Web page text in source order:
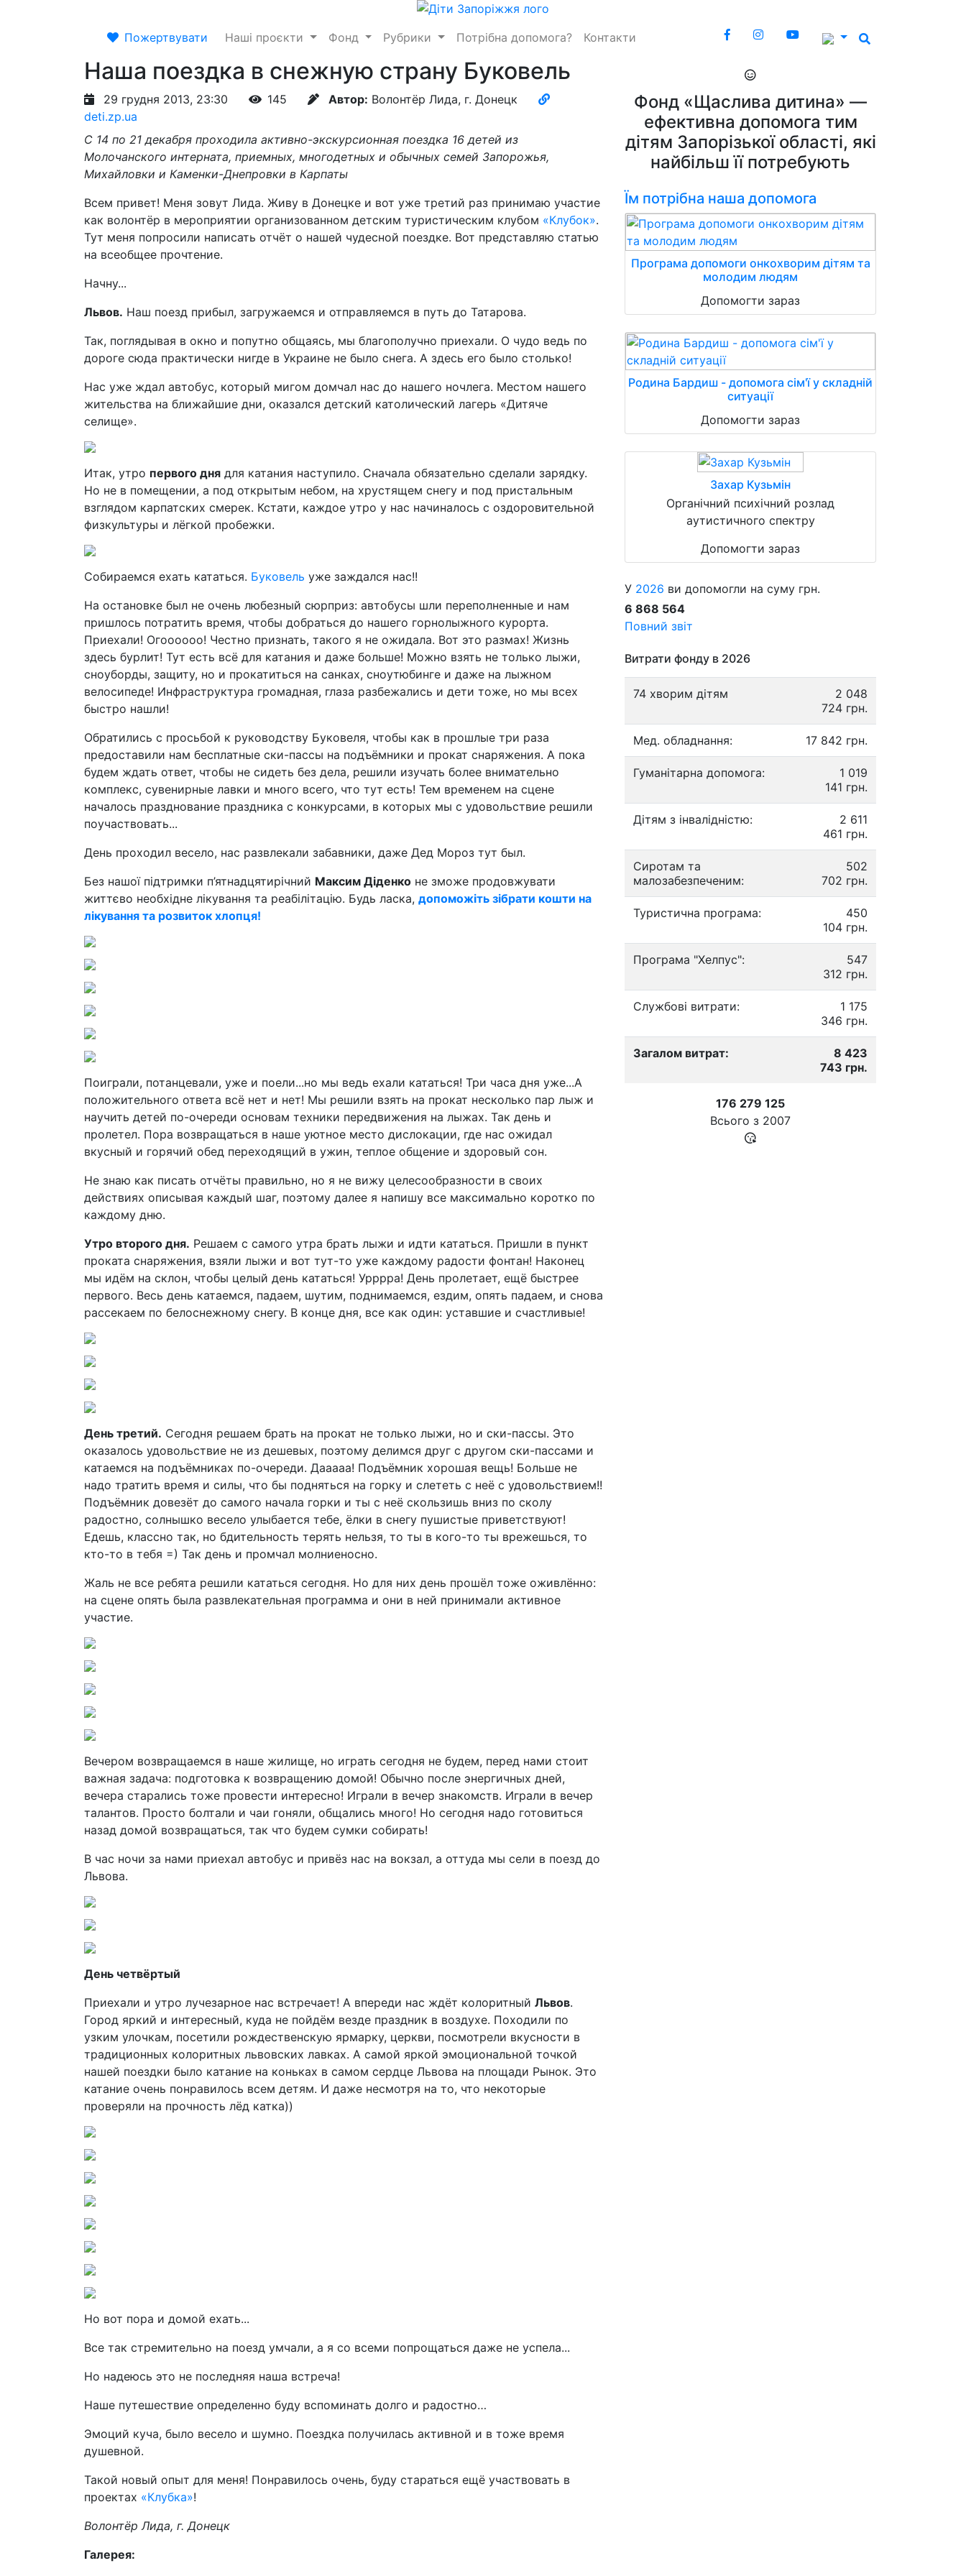
Пожертвувати Наші проєкти Фонд Рубрики Потрібна допомога? Контакти
Наша поездка в снежную страну Буковель
29 грудня 2013, 23:30 145 Автор: Волонтёр Лида, г. Донецк
deti.zp.ua
С 14 по 21 декабря проходила активно-экскурсионная поездка 16 детей из
Молочанского интерната, приемных, многодетных и обычных семей Запорожья,
Михайловки и Каменки-Днепровки в Карпаты
Всем привет! Меня зовут Лида. Живу в Донецке и вот уже третий раз принимаю участие
как волонтёр в мероприятии организованном детским туристическим клубом «Клубок».
Тут меня попросили написать отчёт о нашей чудесной поездке. Вот представляю статью
на всеобщее прочтение.
Начну...
Львов. Наш поезд прибыл, загружаемся и отправляемся в путь до Татарова.
Так, поглядывая в окно и попутно общаясь, мы благополучно приехали. О чудо ведь по
дороге сюда практически нигде в Украине не было снега. А здесь его было столько!
Нас уже ждал автобус, который мигом домчал нас до нашего ночлега. Местом нашего
жительства на ближайшие дни, оказался детский католический лагерь «Дитяче
селище».
Итак, утро первого дня для катания наступило. Сначала обязательно сделали зарядку.
Но не в помещении, а под открытым небом, на хрустящем снегу и под пристальным
взглядом карпатских смерек. Кстати, каждое утро у нас начиналось с оздоровительной
физкультуры и лёгкой пробежки.
Собираемся ехать кататься. Буковель уже заждался нас!!
На остановке был не очень любезный сюрприз: автобусы шли переполненные и нам
пришлось потратить время, чтобы добраться до нашего горнолыжного курорта.
Приехали! Огоооооо! Честно признать, такого я не ожидала. Вот это размах! Жизнь
здесь бурлит! Тут есть всё для катания и даже больше! Можно взять не только лыжи,
сноуборды, защиту, но и прокатиться на санках, сноутюбинге и даже на лыжном
велосипеде! Инфраструктура громадная, глаза разбежались и дети тоже, но мы всех
быстро нашли!
Обратились с просьбой к руководству Буковеля, чтобы как в прошлые три раза
предоставили нам бесплатные ски-пассы на подъёмники и прокат снаряжения. А пока
будем ждать ответ, чтобы не сидеть без дела, решили изучать более внимательно
комплекс, сувенирные лавки и много всего, что тут есть! Тем временем на сцене
началось празднование праздника с конкурсами, в которых мы с удовольствие решили
поучаствовать...
День проходил весело, нас развлекали забавники, даже Дед Мороз тут был.
Без нашої підтримки п’ятнадцятирічний Максим Діденко не зможе продовжувати
життєво необхідне лікування та реабілітацію. Будь ласка, допоможіть зібрати кошти на
лікування та розвиток хлопця!
Поиграли, потанцевали, уже и поели...но мы ведь ехали кататься! Три часа дня уже...А
положительного ответа всё нет и нет! Мы решили взять на прокат несколько пар лыж и
научить детей по-очереди основам техники передвижения на лыжах. Так день и
пролетел. Пора возвращаться в наше уютное место дислокации, где нас ожидал
вкусный и горячий обед переходящий в ужин, теплое общение и здоровый сон.
Не знаю как писать отчёты правильно, но я не вижу целесообразности в своих
действиях описывая каждый шаг, поэтому далее я напишу все максимально коротко по
каждому дню.
Утро второго дня. Решаем с самого утра брать лыжи и идти кататься. Пришли в пункт
проката снаряжения, взяли лыжи и вот тут-то уже каждому радости фонтан! Наконец
мы идём на склон, чтобы целый день кататься! Урррра! День пролетает, ещё быстрее
первого. Весь день катаемся, падаем, шутим, поднимаемся, ездим, опять падаем, и снова
рассекаем по белоснежному снегу. В конце дня, все как один: уставшие и счастливые!
День третий. Сегодня решаем брать на прокат не только лыжи, но и ски-пассы. Это
оказалось удовольствие не из дешевых, поэтому делимся друг с другом ски-пассами и
катаемся на подъёмниках по-очереди. Дааааа! Подъёмник хорошая вещь! Больше не
надо тратить время и силы, что бы подняться на горку и слететь с неё с удовольствием!!
Подъёмник довезёт до самого начала горки и ты с неё скользишь вниз по сколу
радостно, солнышко весело улыбается тебе, ёлки в снегу пушистые приветствуют!
Едешь, классно так, но бдительность терять нельзя, то ты в кого-то ты врежешься, то
кто-то в тебя =) Так день и промчал молниеносно.
Жаль не все ребята решили кататься сегодня. Но для них день прошёл тоже оживлённо:
на сцене опять была развлекательная программа и они в ней принимали активное
участие.
Вечером возвращаемся в наше жилище, но играть сегодня не будем, перед нами стоит
важная задача: подготовка к возвращению домой! Обычно после энергичных дней,
вечера старались тоже провести интересно! Играли в вечер знакомств. Играли в вечер
талантов. Просто болтали и чаи гоняли, общались много! Но сегодня надо готовиться
назад домой возвращаться, так что будем сумки собирать!
В час ночи за нами приехал автобус и привёз нас на вокзал, а оттуда мы сели в поезд до
Львова.
День четвёртый
Приехали и утро лучезарное нас встречает! А впереди нас ждёт колоритный Львов.
Город яркий и интересный, куда не пойдём везде праздник в воздухе. Походили по
узким улочкам, посетили рождественскую ярмарку, церкви, посмотрели вкусности в
традиционных колоритных львовских лавках. А самой яркой эмоциональной точкой
нашей поездки было катание на коньках в самом сердце Львова на площади Рынок. Это
катание очень понравилось всем детям. И даже несмотря на то, что некоторые
проверяли на прочность лёд катка))
Но вот пора и домой ехать...
Все так стремительно на поезд умчали, а я со всеми попрощаться даже не успела...
Но надеюсь это не последняя наша встреча!
Наше путешествие определенно буду вспоминать долго и радостно…
Эмоций куча, было весело и шумно. Поездка получилась активной и в тоже время
душевной.
Такой новый опыт для меня! Понравилось очень, буду стараться ещё участвовать в
проектах «Клубка»!
Волонтёр Лида, г. Донецк
Галерея:
Фонд «Щаслива дитина» —
ефективна допомога тим
дітям Запорізької області, які
найбільш її потребують
Їм потрібна наша допомога
Програма допомоги онкохворим дітям та
молодим людям
Допомогти зараз
Родина Бардиш - допомога сім'ї у складній
ситуації
Допомогти зараз
Захар Кузьмін
Органічний психічний розлад
аутистичного спектру
Допомогти зараз
У 2026 ви допомогли на суму грн.
6 868 564
Повний звіт
Витрати фонду в 2026
74 хворим дітям
2 048
724 грн.
Мед. обладнання: 17 842 грн.
Гуманітарна допомога:
1 019
141 грн.
Дітям з інвалідністю:
2 611
461 грн.
Сиротам та
малозабезпеченим:
502
702 грн.
Туристична програма:
450
104 грн.
Програма "Хелпус":
547
312 грн.
Службові витрати:
1 175
346 грн.
Загалом витрат:
8 423
743 грн.
176 279 125
Всього з 2007